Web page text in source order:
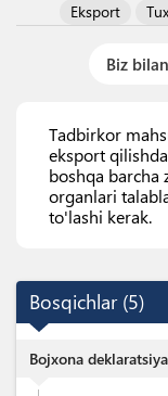
Eksport
Biz
Tadbirkor
eksport
boshqa barcha
organlari
to'lashi kerak.
Bosqichlar (5)
Bojxona